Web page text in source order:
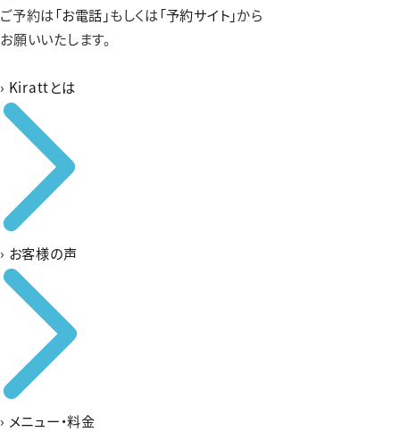
ご予約は「お電話」もしくは「予約サイト」から
お願いいたします。
› Kirattとは
› お客様の声
› メニュー・料金